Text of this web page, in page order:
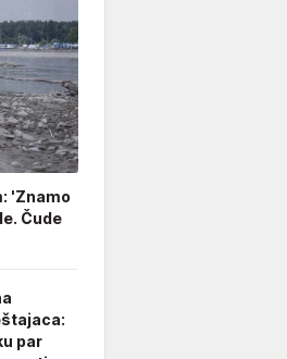
'Znamo
Čude
par